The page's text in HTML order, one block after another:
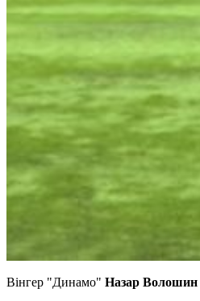
Вінгер "Динамо" Назар Волошин